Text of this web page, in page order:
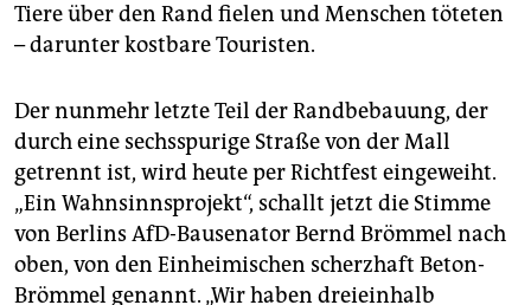
Tiere über den Rand fielen und Menschen töteten
– darunter kostbare Touristen.
Der nunmehr letzte Teil der Randbebauung, der
durch eine sechsspurige Straße von der Mall
getrennt ist, wird heute per Richtfest eingeweiht.
„Ein Wahnsinnsprojekt“, schallt jetzt die Stimme
von Berlins AfD-­Bausenator Bernd Brömmel nach
oben, von den Einheimischen scherzhaft Beton-
Brömmel genannt. „Wir haben dreieinhalb